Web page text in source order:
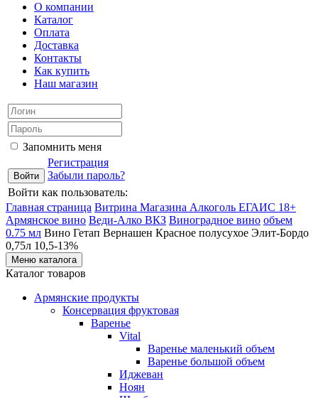
О компании
Каталог
Оплата
Доставка
Контакты
Как купить
Наш магазин
Запомнить меня
Регистрация
Забыли пароль?
Войти как пользователь:
Главная страница Витрина Магазина Алкоголь ЕГАИС 18+
Армянское вино Веди-Алко ВКЗ Виноградное вино объем
0.75 мл Вино Гетап Вернашен Красное полусухое Элит-Бордо
0,75л 10,5-13%
Меню каталога
Каталог товаров
Армянские продукты
Консервация фруктовая
Варенье
Vital
Варенье маленький объем
Варенье большой объем
Иджеван
Ноян